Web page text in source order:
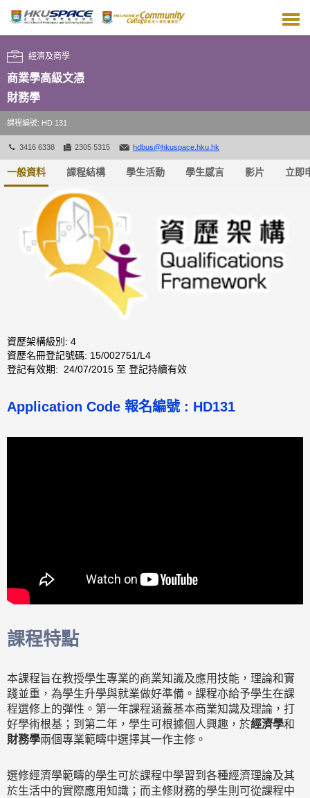
主
內
容
經濟及商學
商業學高級文憑
財務學
課程編號: HD 131
3416 6338 2305 5315 hdbus@hkuspace.hku.hk
一般資料 課程結構 學生活動 學生感言 影片 立即
資歷架構級別: 4
資歷名冊登記號碼: 15/002751/L4
登記有效期: 24/07/2015 至 登記持續有效
Application Code 報名編號 : HD131
課程特點
本課程旨在教授學生專業的商業知識及應用技能，理論和實
踐並重，為學生升學與就業做好準備。課程亦給予學生在課
程選修上的彈性。第一年課程涵蓋基本商業知識及理論，打
好學術根基；到第二年，學生可根據個人興趣，於經濟學和
財務學兩個專業範疇中選擇其一作主修。
選修經濟學範疇的學生可於課程中學習到各種經濟理論及其
於生活中的實際應用知識；而主修財務的學生則可從課程中